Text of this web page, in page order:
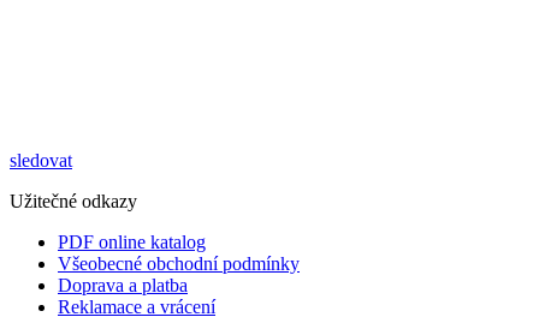
sledovat
Užitečné odkazy
PDF online katalog
Všeobecné obchodní podmínky
Doprava a platba
Reklamace a vrácení